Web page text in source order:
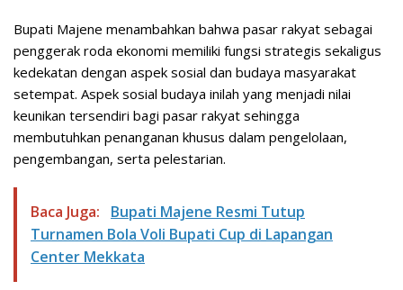
Bupati Majene menambahkan bahwa pasar rakyat sebagai
penggerak roda ekonomi memiliki fungsi strategis sekaligus
kedekatan dengan aspek sosial dan budaya masyarakat
setempat. Aspek sosial budaya inilah yang menjadi nilai
keunikan tersendiri bagi pasar rakyat sehingga
membutuhkan penanganan khusus dalam pengelolaan,
pengembangan, serta pelestarian.
Baca Juga:
Bupati Majene Resmi Tutup
Turnamen Bola Voli Bupati Cup di Lapangan
Center Mekkata